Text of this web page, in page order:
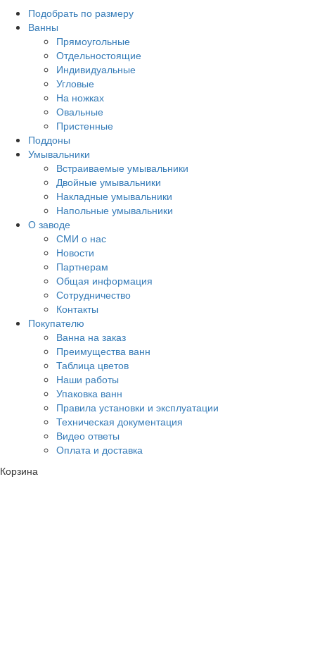
Подобрать по размеру
Ванны
Прямоугольные
Отдельностоящие
Индивидуальные
Угловые
На ножках
Овальные
Пристенные
Поддоны
Умывальники
Встраиваемые умывальники
Двойные умывальники
Накладные умывальники
Напольные умывальники
О заводе
СМИ о нас
Новости
Партнерам
Общая информация
Сотрудничество
Контакты
Покупателю
Ванна на заказ
Преимущества ванн
Таблица цветов
Наши работы
Упаковка ванн
Правила установки и эксплуатации
Техническая документация
Видео ответы
Оплата и доставка
Корзина